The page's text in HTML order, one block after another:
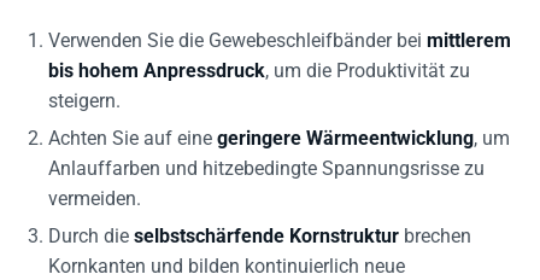
Verwenden Sie die Gewebeschleifbänder bei mittlerem
bis hohem Anpressdruck, um die Produktivität zu
steigern.
Achten Sie auf eine geringere Wärmeentwicklung, um
Anlauffarben und hitzebedingte Spannungsrisse zu
vermeiden.
Durch die selbstschärfende Kornstruktur brechen
Kornkanten und bilden kontinuierlich neue